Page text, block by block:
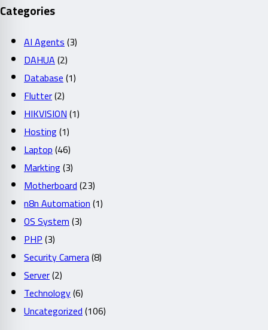
Categories
AI Agents(3)
DAHUA(2)
Database(1)
Flutter(2)
HIKVISION(1)
Hosting(1)
Laptop(46)
Markting(3)
Motherboard(23)
n8n Automation(1)
OS System(3)
PHP(3)
Security Camera(8)
Server(2)
Technology(6)
Uncategorized(106)